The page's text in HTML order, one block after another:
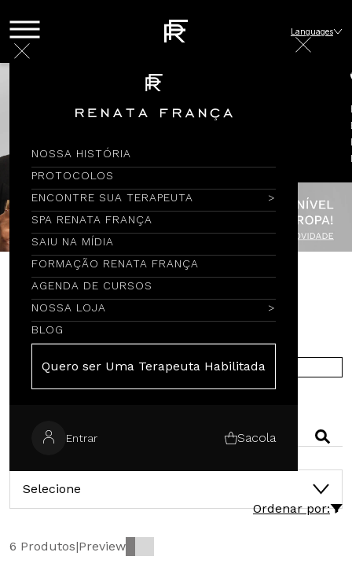
NOSSA HISTÓRIA
PROTOCOLOS
ENCONTRE SUA TERAPEUTA
SPA RENATA FRANÇA
SAIU NA MÍDIA
FORMAÇÃO RENATA FRANÇA
AGENDA DE CURSOS
NOSSA LOJA
BLOG
Quero ser Uma Terapeuta Habilitada
Entrar Sacola
Languages
Encontre por Nome
COMPRE NA EUROPA
Selecione
Ordenar por:
6 Produtos|Preview